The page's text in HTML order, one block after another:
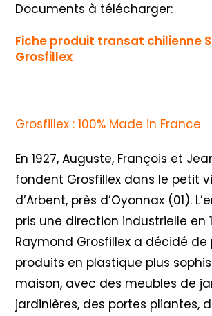
Documents à télécharger:
Fiche produit transat chilienne
Grosfillex
Grosfillex : 100% Made in France
En 1927, Auguste, François et
fondent Grosfillex dans le petit
d’Arbent, près d’Oyonnax (01).
pris une direction industrielle en
Raymond Grosfillex a décidé de
produits en plastique plus
maison, avec des meubles de
jardinières, des portes pliantes,